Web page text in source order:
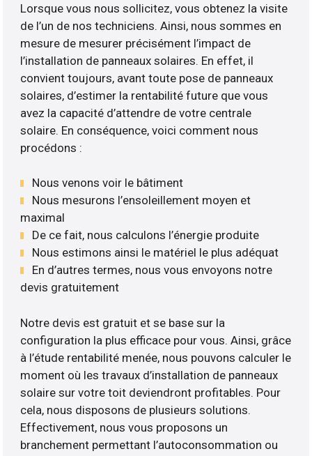
Lorsque vous nous sollicitez, vous obtenez la visite
de l’un de nos techniciens. Ainsi, nous sommes en
mesure de mesurer précisément l’impact de
l’installation de panneaux solaires. En effet, il
convient toujours, avant toute pose de panneaux
solaires, d’estimer la rentabilité future que vous
avez la capacité d’attendre de votre centrale
solaire. En conséquence, voici comment nous
procédons :
Nous venons voir le bâtiment
Nous mesurons l’ensoleillement moyen et
maximal
De ce fait, nous calculons l’énergie produite
Nous estimons ainsi le matériel le plus adéquat
En d’autres termes, nous vous envoyons notre
devis gratuitement
Notre devis est gratuit et se base sur la
configuration la plus efficace pour vous. Ainsi, grâce
à l’étude rentabilité menée, nous pouvons calculer le
moment où les travaux d’installation de panneaux
solaire sur votre toit deviendront profitables. Pour
cela, nous disposons de plusieurs solutions.
Effectivement, nous vous proposons un
branchement permettant l’autoconsommation ou